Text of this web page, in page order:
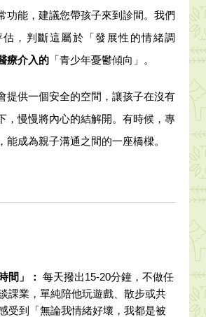
功能，建議您帶孩子來到診間。我們
，判斷這屬於「發展性的情緒調
療介入的 「青少年憂鬱傾向」。
提供一個安全的空間，讓孩子在沒有
，慢慢將內心的結解開。有時候，專
能成為親子溝通之間的一座橋樑。
間」：
每天撥出15-20分鐘，不做任
課業，單純陪他玩遊戲、散步或共
受到「無論我情緒好壞，我都是被